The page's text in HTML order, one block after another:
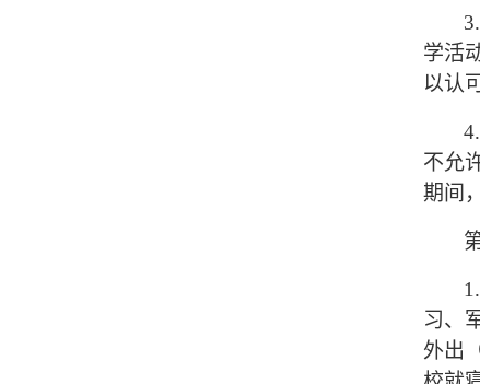
3.
学活
以认
4.
不允
期间
1.
习、
外出